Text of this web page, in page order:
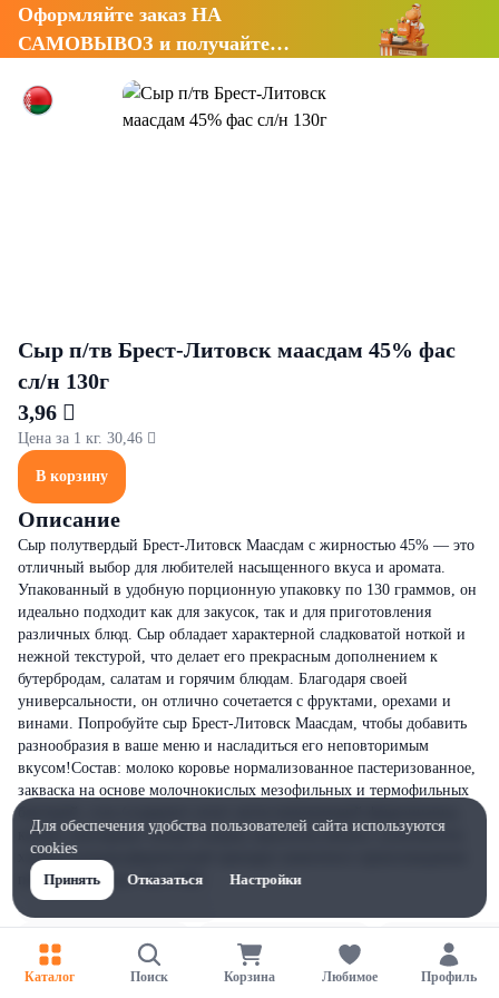
Оформляйте заказ НА
САМОВЫВОЗ и получайте
Сыр п/тв Брест-Литовск маасдам 45% фас
сл/н 130г
3,96 
Цена за 1 кг. 30,46 
В корзину
Описание
Сыр полутвердый Брест-Литовск Маасдам с жирностью 45% — это
отличный выбор для любителей насыщенного вкуса и аромата.
Упакованный в удобную порционную упаковку по 130 граммов, он
идеально подходит как для закусок, так и для приготовления
различных блюд. Сыр обладает характерной сладковатой ноткой и
нежной текстурой, что делает его прекрасным дополнением к
бутербродам, салатам и горячим блюдам. Благодаря своей
универсальности, он отлично сочетается с фруктами, орехами и
винами. Попробуйте сыр Брест-Литовск Маасдам, чтобы добавить
разнообразия в ваше меню и насладиться его неповторимым
вкусом!Состав: молоко коровье нормализованное пастеризованное,
закваска на основе молочнокислых мезофильных и термофильных
калия), консервант нитрат натрия, краситель аннато, уплотнитель
хлорид кальция,ферментный препарат животного происхождения:
пепсин, химозин. Без ГМО.
Каталог Поиск Корзина Любимое Профиль
Для обеспечения удобства пользователей сайта используются
cookies
Принять
Отказаться Настройки